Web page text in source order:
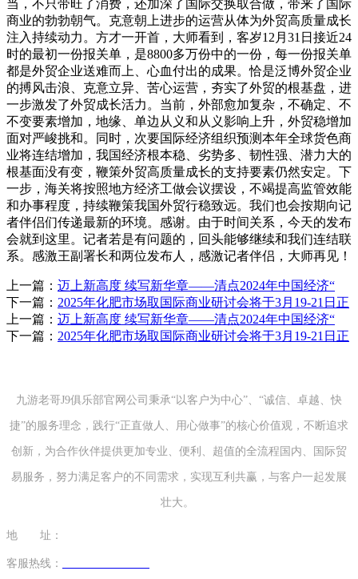
上一篇： 迈上新高度 续写新华章——清点2024年中国经济“
下一篇： 2025年化肥市场取国际商业研讨会将于3月19-21日正
上一篇： 迈上新高度 续写新华章——清点2024年中国经济“
下一篇： 2025年化肥市场取国际商业研讨会将于3月19-21日正
九游老哥J9俱乐部官网公司秉承“以客户为中心”、“诚信、卓越、快
捷”的服务理念，践行“正直做人、用心做事”的核心价值观，不断追求
创新，为合作伙伴提供更加专业、便利、超值的全流程国内、国际贸
易服务，努力满足客户的不同需求，实现互利共赢，与客户一起发展
壮大。
地 址：
客服热线：